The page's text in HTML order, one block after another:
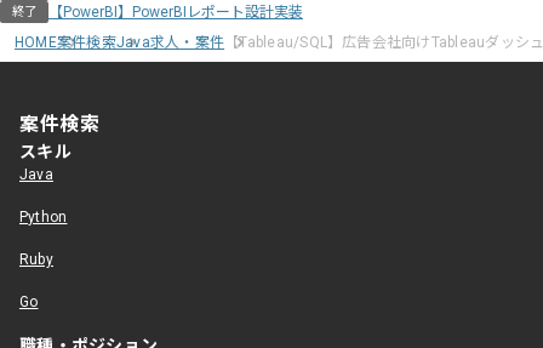
終了
【PowerBI】PowerBIレポート設計実装
HOME案件検索Java求人・案件 【Tableau/SQL】広告会社向けTableauダッシ
案件検索
スキル
Java
Python
Ruby
Go